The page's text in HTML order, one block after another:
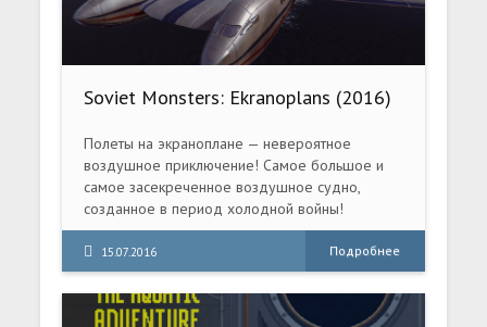
Soviet Monsters: Ekranoplans (2016)
Полеты на экраноплане — невероятное
воздушное приключение! Самое большое и
самое засекреченное воздушное судно,
созданное в период холодной войны!
Руководите ежедневной программой
тренировок на базе экранопланов. Управляйте
ресурсами и персоналом, чтобы ваш самолет
был всегда готов к боевым операциям.
Получив новое задание от командования, вы
15.07.2016 Подробнее